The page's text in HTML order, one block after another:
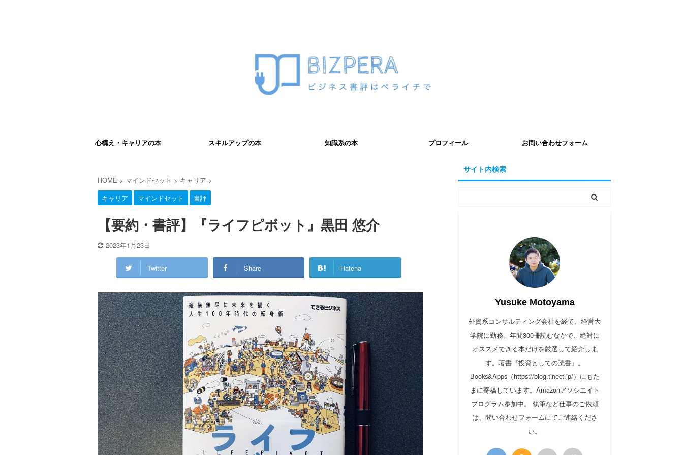
心構え・キャリアの本 スキルアップの本 知識系の本 プロフィール お問い合わせフォーム
HOME > マインドセット > キャリア >
キャリア
マインドセット 書評
【要約・書評】『ライフピボット』黒田 悠介
2023年1月23日
Twitter Share Hatena
サイト内検索
Yusuke Motoyama
外資系コンサルティング会社を経て、経営大
学院に勤務。年間300冊読むなかで、絶対に
オススメできる本だけを厳選して紹介しま
す。著書『投資としての読書』。
Books&Apps（https://blog.tinect.jp/）にもた
まに寄稿しています。Amazonアソシエイト
プログラム参加中。 執筆など仕事のご依頼
は、問い合わせフォームにてご連絡くださ
い。